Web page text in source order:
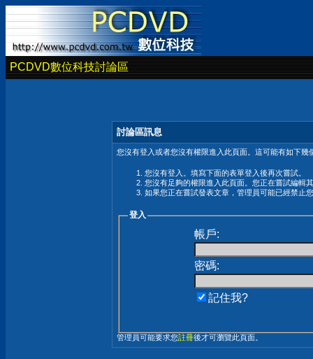
PCDVD數位科技討論區
討論區訊息
您沒有登入或者您沒有權限進入此頁面。這可能有如下幾
您沒有登入。填寫下面的表單登入後再次嘗試。
您沒有足夠的權限進入此頁面。您正在嘗試編輯
如果您正在嘗試發表文章，管理員可能已經禁止
登入
帳戶:
密碼:
記住我?
管理員可能要求您註冊後才可瀏覽此頁面。